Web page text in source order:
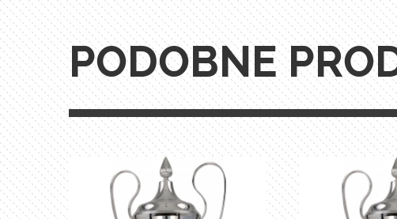
PODOBNE